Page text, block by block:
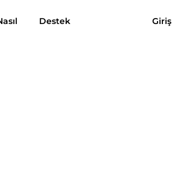
Destek Giriş
SSSYorumları Bedava indir